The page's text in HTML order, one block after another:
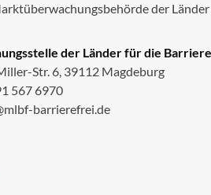
der
der Länder für die
Str. 6, 39112 Magdeburg
567 6970
barrierefrei.de